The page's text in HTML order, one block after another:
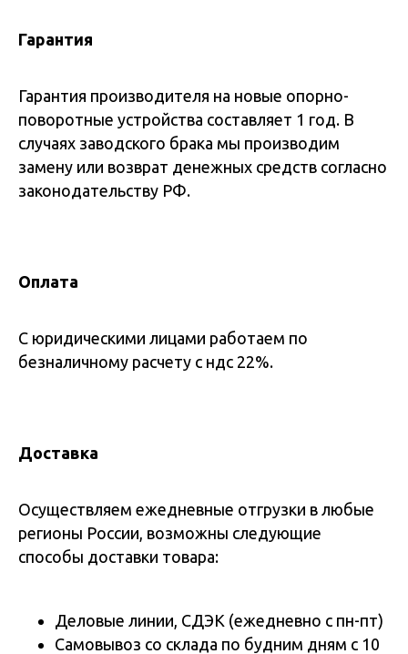
Гарантия
Гарантия производителя на новые опорно-
поворотные устройства составляет 1 год. В
случаях заводского брака мы производим
замену или возврат денежных средств согласно
законодательству РФ.
Оплата
С юридическими лицами работаем по
безналичному расчету с ндс 22%.
Доставка
Осуществляем ежедневные отгрузки в любые
регионы России, возможны следующие
способы доставки товара:
Деловые линии, СДЭК (ежедневно с пн-пт)
Самовывоз со склада по будним дням с 10